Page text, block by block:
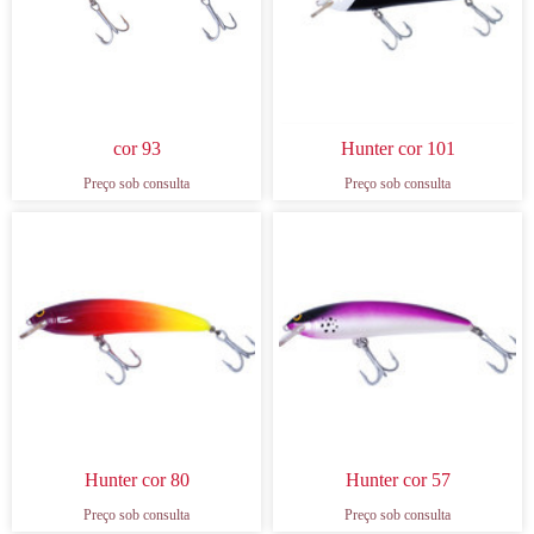
cor 93
Preço sob consulta
Hunter cor 101
Preço sob consulta
Hunter cor 80
Preço sob consulta
Hunter cor 57
Preço sob consulta